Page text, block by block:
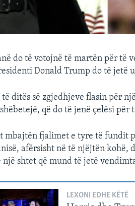
do të votojnë të martën për të
Donald Trump do të jetë
ditës së zgjedhjeve flasin për
që do të jenë çelësi për
mbajtën fjalimet e tyre të fundit
afërsisht në të njëjtën
një shtet që mund të jetë
LEXONI EDHE KËTË